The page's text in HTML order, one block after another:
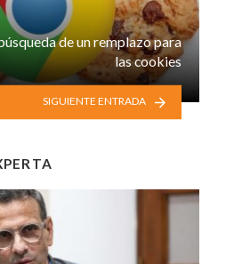
de un remplazo para
las cookies
SIGUIENTE ENTRADA